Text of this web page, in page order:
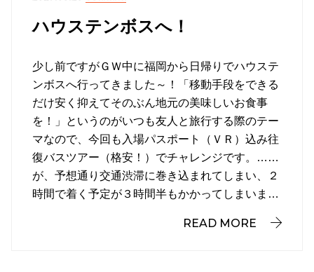
ハウステンボスへ！
少し前ですがＧＷ中に福岡から日帰りでハウステ
ンボスへ行ってきました～！「移動手段をできる
だけ安く抑えてそのぶん地元の美味しいお食事
を！」というのがいつも友人と旅行する際のテー
マなので、今回も入場パスポート（ＶＲ）込み往
復バスツアー（格安！）でチャレンジです。……
が、予想通り交通渋滞に巻き込まれてしまい、２
時間で着く予定が３時間半もかかってしまいま…
READ MORE